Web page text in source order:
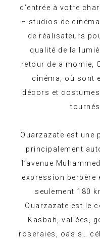
d’entrée à votre
– studios de
de réalisateurs
qualité de la
retour de a momie,
cinéma, où sont
décors et
Ouarzazate est une
principalement
l’avenue
expression berbère
seulement 180
Ouarzazate est le
Kasbah, vallées,
roseraies, oasis…